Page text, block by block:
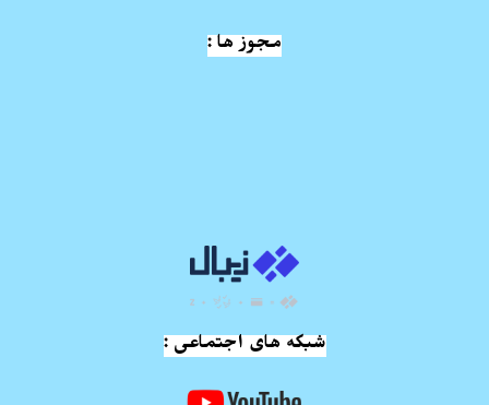
مجوز ها :
شبکه های اجتماعی :